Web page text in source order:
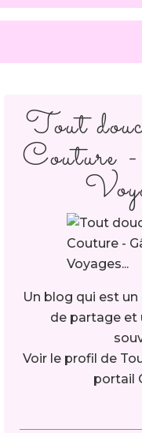
Tout
Couture
Un blog qui est
de partage et
Voir le profil de
portail